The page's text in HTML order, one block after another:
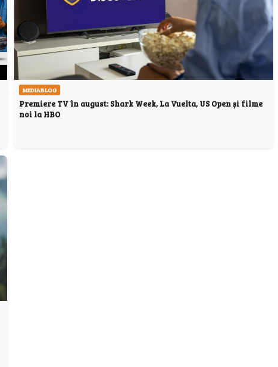
MEDIABLOG
Premiere TV în august: Shark Week, La Vuelta, US Open și filme
noi la HBO